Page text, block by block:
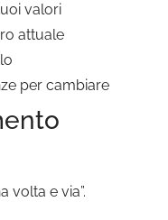
valori
attuale
per cambiare
volta e via”.